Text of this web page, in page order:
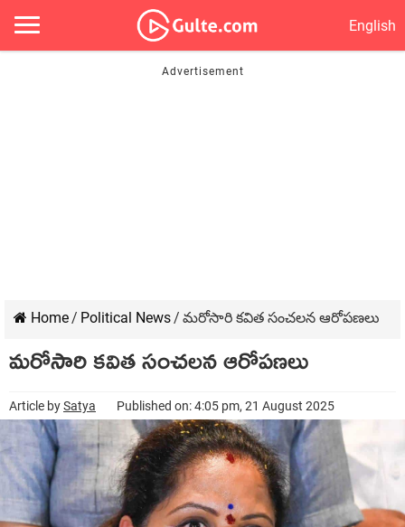
English
Home/ Political News/ మరోసారి కవిత సంచలన ఆరోపణలు
మరోసారి కవిత సంచలన ఆరోపణలు
Article bySatya Published on: 4:05 pm, 21 August 2025